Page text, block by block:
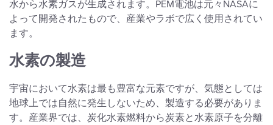
水から水素ガスが生成されます。PEM電池は元々NASAに
よって開発されたもので、産業やラボで広く使用されてい
ます。
水素の製造
宇宙において水素は最も豊富な元素ですが、気態としては
地球上では自然に発生しないため、製造する必要がありま
す。産業界では、炭化水素燃料から炭素と水素原子を分離